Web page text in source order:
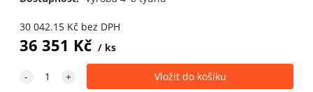
30 042.15Kč bez DPH
36 351 Kč ks